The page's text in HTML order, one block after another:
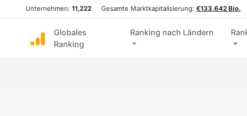
Unternehmen: 11,222 Gesamte Marktkapitalisierung: €133.642 Bio.
Globales
Ranking
Ranking nach Ländern